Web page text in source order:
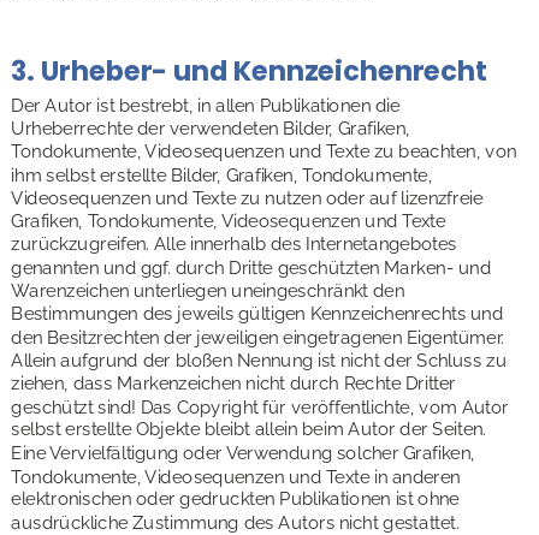
3. Urheber- und Kennzeichenrecht
Der Autor ist bestrebt, in allen Publikationen die
Urheberrechte der verwendeten Bilder, Grafiken,
Tondokumente, Videosequenzen und Texte zu beachten, von
ihm selbst erstellte Bilder, Grafiken, Tondokumente,
Videosequenzen und Texte zu nutzen oder auf lizenzfreie
Grafiken, Tondokumente, Videosequenzen und Texte
zurückzugreifen. Alle innerhalb des Internetangebotes
genannten und ggf. durch Dritte geschützten Marken- und
Warenzeichen unterliegen uneingeschränkt den
Bestimmungen des jeweils gültigen Kennzeichenrechts und
den Besitzrechten der jeweiligen eingetragenen Eigentümer.
Allein aufgrund der bloßen Nennung ist nicht der Schluss zu
ziehen, dass Markenzeichen nicht durch Rechte Dritter
geschützt sind! Das Copyright für veröffentlichte, vom Autor
selbst erstellte Objekte bleibt allein beim Autor der Seiten.
Eine Vervielfältigung oder Verwendung solcher Grafiken,
Tondokumente, Videosequenzen und Texte in anderen
elektronischen oder gedruckten Publikationen ist ohne
ausdrückliche Zustimmung des Autors nicht gestattet.